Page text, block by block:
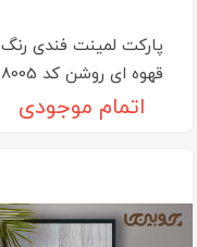
پارکت لمینت فندی رنگ
قهوه ای روشن کد 8005
اتمام موجودی